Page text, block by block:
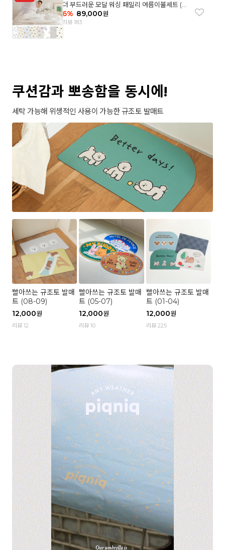
더 부드러운 모달 워싱 패밀리 여름이불세트 (8
컬러)
6% 89,000원
리뷰 183
쿠션감과 뽀송함을 동시에!
세탁 가능해 위생적인 사용이 가능한 규조토 발매트
빨아쓰는 규조토 발매
트 (08-09)
12,000원
리뷰 12
빨아쓰는 규조토 발매
트 (05-07)
12,000원
리뷰 10
빨아쓰는 규조토 발매
트 (01-04)
12,000원
리뷰 225